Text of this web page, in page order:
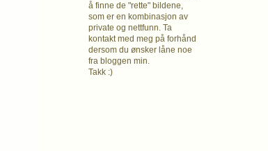
å finne de "rette" bildene,
som er en kombinasjon av
private og nettfunn. Ta
kontakt med meg på forhånd
dersom du ønsker låne noe
fra bloggen min.
Takk :)